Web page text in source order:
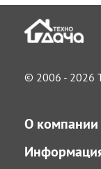
© 2006 - 2026
О компании